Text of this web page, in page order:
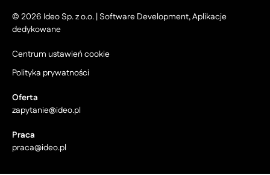
© 2026 Ideo Sp. z o.o. | Software Development, Aplikacje
dedykowane
Centrum ustawień cookie
Polityka prywatności
Oferta
zapytanie@ideo.pl
Praca
praca@ideo.pl